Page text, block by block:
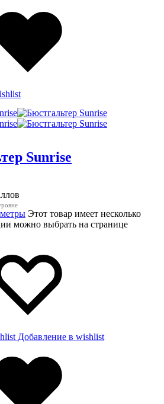
Sunrise
Этот товар имеет несколько
можно выбрать на странице
Добавление в wishlist